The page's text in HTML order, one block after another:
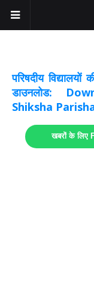
परिषदीय
डाउनलोड:
Shiksha
खबरों के